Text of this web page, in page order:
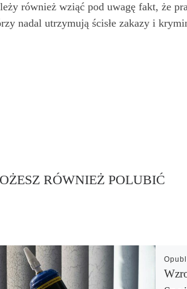
również wziąć pod uwagę fakt, że
nadal utrzymują ścisłe zakazy i
RÓWNIEŻ POLUBIĆ